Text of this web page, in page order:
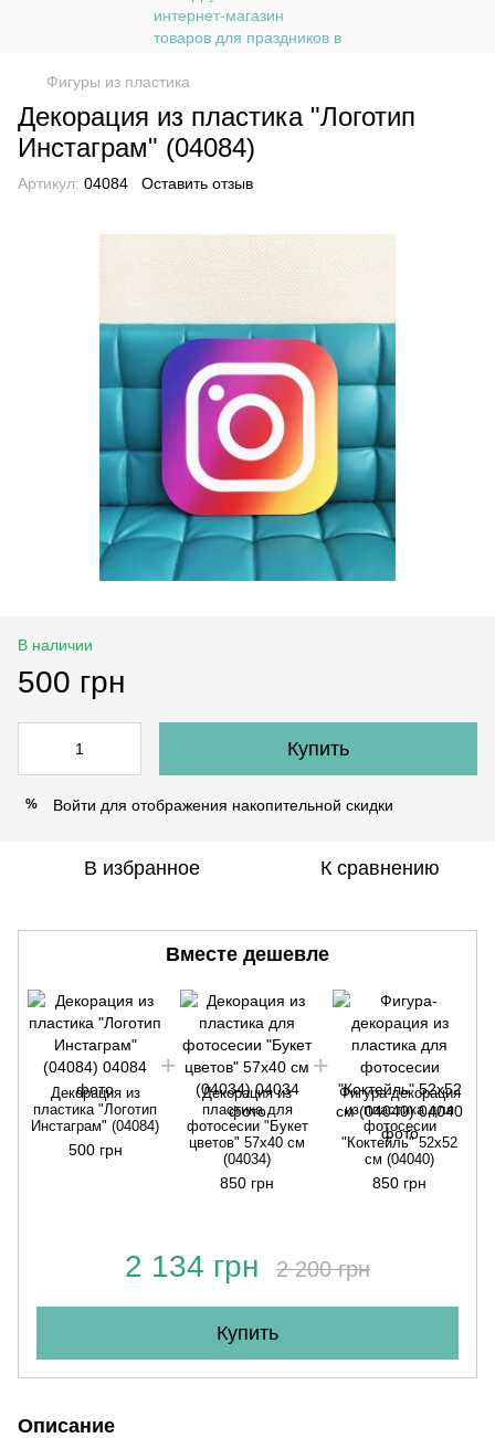
Фигуры из пластика
Декорация из пластика "Логотип
Инстаграм" (04084)
Артикул: 04084 Оставить отзыв
В наличии
500 грн
Купить
% Войти для отображения накопительной скидки
В избранное К сравнению
Вместе дешевле
Декорация из
пластика "Логотип
Инстаграм" (04084)
500 грн
Декорация из
пластика для
фотосесии "Букет
цветов" 57х40 см
(04034)
850 грн
Фигура-декорация
из пластика для
фотосесии
"Коктейль" 52х52
см (04040)
850 грн
2 134 грн 2 200 грн
Купить
Описание